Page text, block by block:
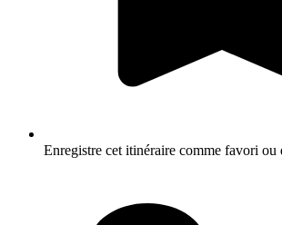
Enregistre cet itinéraire comme favori ou